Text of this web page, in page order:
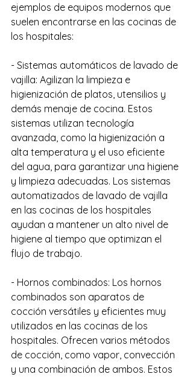
ejemplos de equipos modernos que
suelen encontrarse en las cocinas de
los hospitales:
- Sistemas automáticos de lavado de
vajilla: Agilizan la limpieza e
higienización de platos, utensilios y
demás menaje de cocina. Estos
sistemas utilizan tecnología
avanzada, como la higienización a
alta temperatura y el uso eficiente
del agua, para garantizar una higiene
y limpieza adecuadas. Los sistemas
automatizados de lavado de vajilla
en las cocinas de los hospitales
ayudan a mantener un alto nivel de
higiene al tiempo que optimizan el
flujo de trabajo.
- Hornos combinados: Los hornos
combinados son aparatos de
cocción versátiles y eficientes muy
utilizados en las cocinas de los
hospitales. Ofrecen varios métodos
de cocción, como vapor, convección
y una combinación de ambos. Estos